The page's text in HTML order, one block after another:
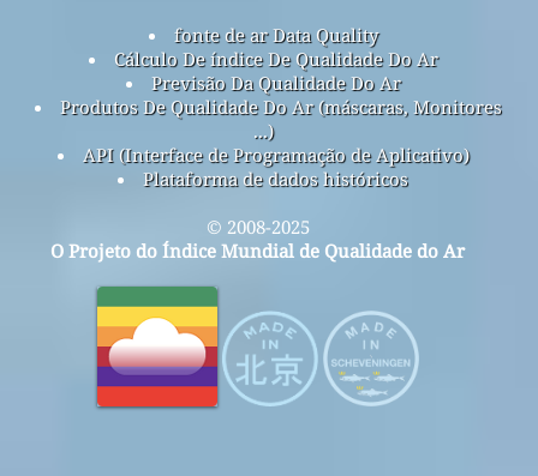
fonte de ar Data Quality
Cálculo De índice De Qualidade Do Ar
Previsão Da Qualidade Do Ar
Produtos De Qualidade Do Ar (máscaras, Monitores
...)
API (Interface de Programação de Aplicativo)
Plataforma de dados históricos
© 2008-2025
O Projeto do Índice Mundial de Qualidade do Ar